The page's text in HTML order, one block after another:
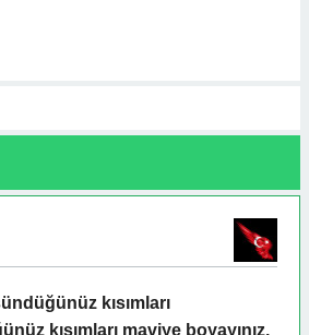
kısımları
kısımları maviye boyayınız.